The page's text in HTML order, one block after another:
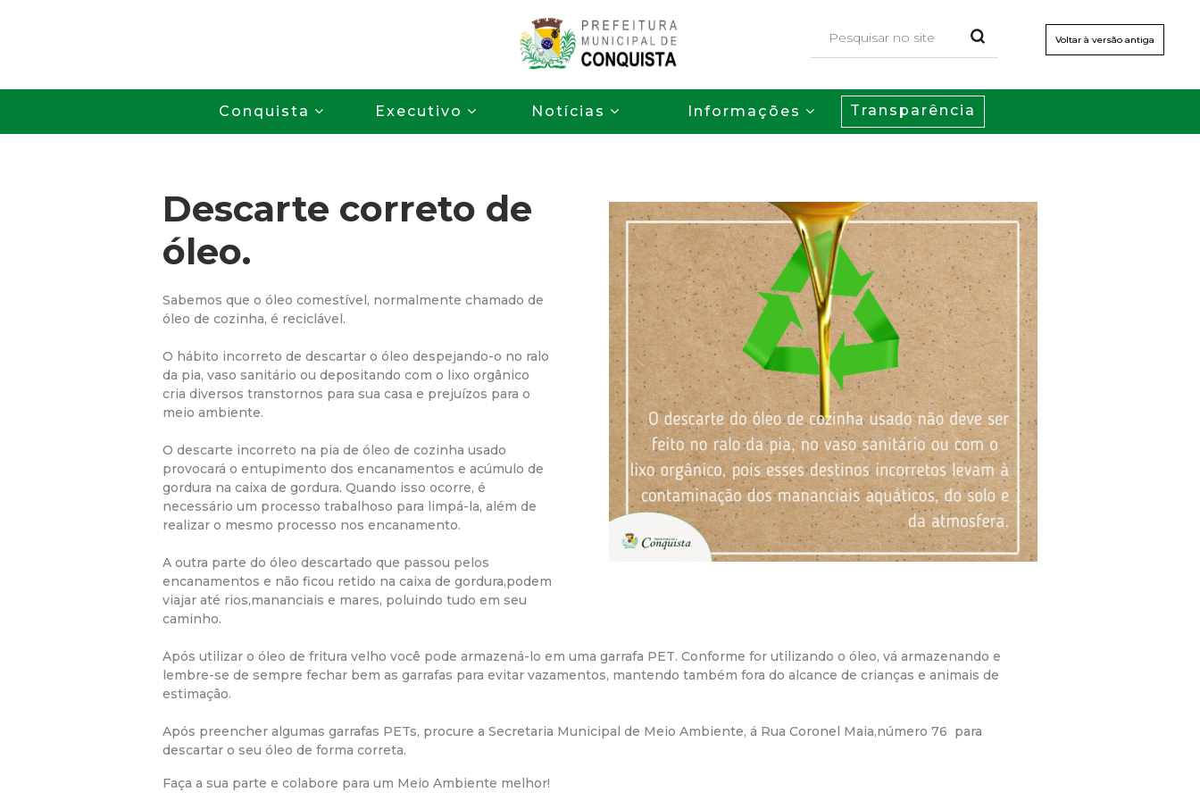
para
o
conteúdo
principal
Voltar à versão antiga
P
r
f
i
t
u
r
a
M
u
n
i
c
i
p
Conquista Executivo Notícias Informações Transparência
Descarte correto de
óleo.
Sabemos que o óleo comestível, normalmente chamado de
óleo de cozinha, é reciclável.
O hábito incorreto de descartar o óleo despejando-o no ralo
da pia, vaso sanitário ou depositando com o lixo orgânico
cria diversos transtornos para sua casa e prejuízos para o
meio ambiente.
O descarte incorreto na pia de óleo de cozinha usado
provocará o entupimento dos encanamentos e acúmulo de
gordura na caixa de gordura. Quando isso ocorre, é
necessário um processo trabalhoso para limpá-la, além de
realizar o mesmo processo nos encanamento.
A outra parte do óleo descartado que passou pelos
encanamentos e não ficou retido na caixa de gordura,podem
viajar até rios,mananciais e mares, poluindo tudo em seu
caminho.
Após utilizar o óleo de fritura velho você pode armazená-lo em uma garrafa PET. Conforme for utilizando o óleo, vá armazenando e
lembre-se de sempre fechar bem as garrafas para evitar vazamentos, mantendo também fora do alcance de crianças e animais de
estimação.
Após preencher algumas garrafas PETs, procure a Secretaria Municipal de Meio Ambiente, á Rua Coronel Maia,número 76 para
descartar o seu óleo de forma correta.
Faça a sua parte e colabore para um Meio Ambiente melhor!